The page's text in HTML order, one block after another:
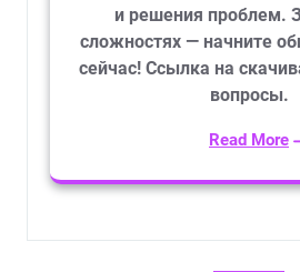
и решения проблем.
сложностях — начните
сейчас! Ссылка на
вопросы.
Read More